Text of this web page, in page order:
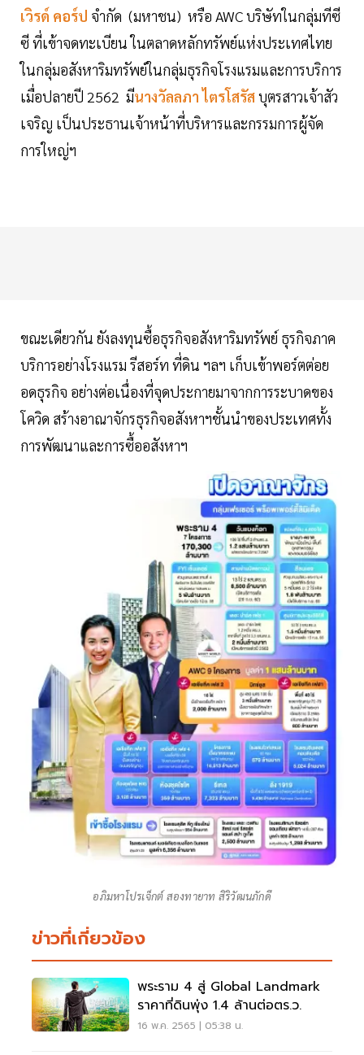
เวิรด์ คอร์ป จำกัด (มหาชน) หรือ AWC บริษัทในกลุ่มทีซี
ซี ที่เข้าจดทะเบียน ในตลาดหลักทรัพย์แห่งประเทศไทย
ในกลุ่มอสังหาริมทรัพย์ในกลุ่มธุรกิจโรงแรมและการบริการ
เมื่อปลายปี 2562 มีนางวัลลภา ไตรโสรัสบุตรสาวเจ้าสัว
เจริญ เป็นประธานเจ้าหน้าที่บริหารและกรรมการผู้จัด
การใหญ่ฯ
ขณะเดียวกัน ยังลงทุนซื้อธุรกิจอสังหาริมทรัพย์ ธุรกิจภาค
บริการอย่างโรงแรม รีสอร์ท ที่ดิน ฯลฯ เก็บเข้าพอร์ตต่อย
อดธุรกิจ อย่างต่อเนื่องที่จุดประกายมาจากการระบาดของ
โควิด สร้างอาณาจักรธุรกิจอสังหาฯชั้นนำของประเทศทั้ง
การพัฒนาและการซื้ออสังหาฯ
อภิมหาโปรเจ็กต์ สองทายาท สิริวัฒนภักดี
ข่าวที่เกี่ยวข้อง
พระราม 4 สู่ Global Landmark
ราคาที่ดินพุ่ง 1.4 ล้านต่อตร.ว.
16 พ.ค. 2565 | 05:38 น.